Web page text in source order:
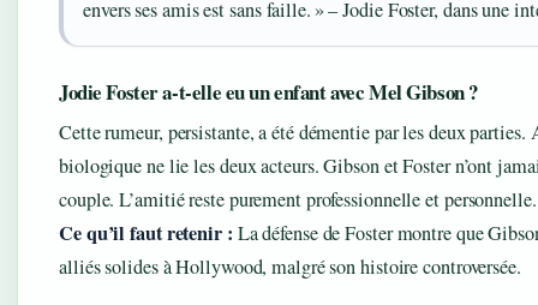
envers ses amis est sans faille. » – Jodie Foster, dans une
Jodie Foster a-t-elle eu un enfant avec Mel Gibson ?
Cette rumeur, persistante, a été démentie par les deux parties.
biologique ne lie les deux acteurs. Gibson et Foster n’ont
couple. L’amitié reste purement professionnelle et personnelle.
Ce qu’il faut retenir : La défense de Foster montre que
alliés solides à Hollywood, malgré son histoire controversée.